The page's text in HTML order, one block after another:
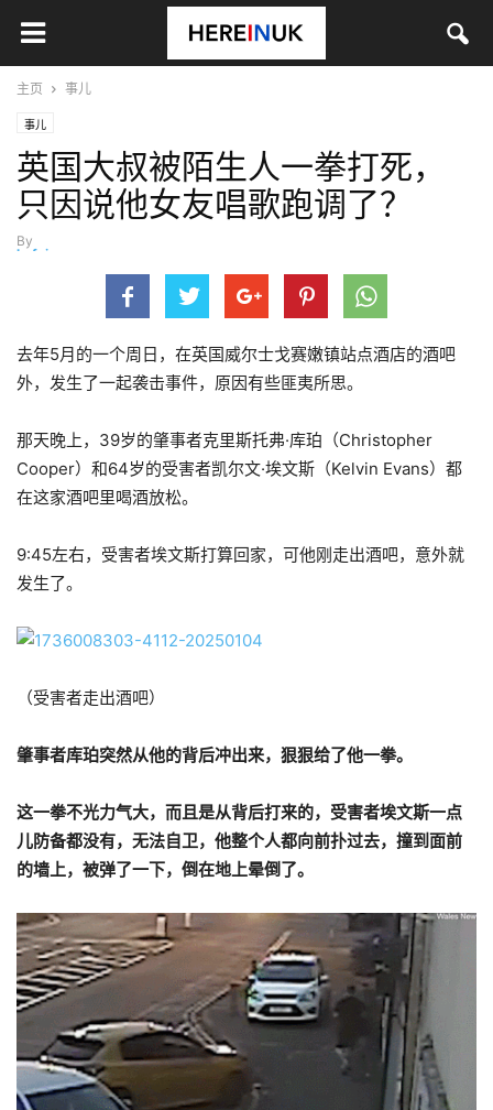
主页 事儿
事儿
英国大叔被陌生人一拳打死，
只因说他女友唱歌跑调了？
By
hefei
去年5月的一个周日，在英国威尔士戈赛嫩镇站点酒店的酒吧
外，发生了一起袭击事件，原因有些匪夷所思。
那天晚上，39岁的肇事者克里斯托弗·库珀（Christopher
Cooper）和64岁的受害者凯尔文·埃文斯（Kelvin Evans）都
在这家酒吧里喝酒放松。
9:45左右，受害者埃文斯打算回家，可他刚走出酒吧，意外就
发生了。
（受害者走出酒吧）
肇事者库珀突然从他的背后冲出来，狠狠给了他一拳。
这一拳不光力气大，而且是从背后打来的，受害者埃文斯一点
儿防备都没有，无法自卫，他整个人都向前扑过去，撞到面前
的墙上，被弹了一下，倒在地上晕倒了。